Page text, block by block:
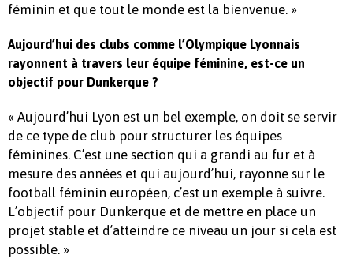
féminin et que tout le monde est la bienvenue. »
Aujourd’hui des clubs comme l’Olympique Lyonnais
rayonnent à travers leur équipe féminine, est-ce un
objectif pour Dunkerque ?
« Aujourd’hui Lyon est un bel exemple, on doit se servir
de ce type de club pour structurer les équipes
féminines. C’est une section qui a grandi au fur et à
mesure des années et qui aujourd’hui, rayonne sur le
football féminin européen, c’est un exemple à suivre.
L’objectif pour Dunkerque et de mettre en place un
projet stable et d’atteindre ce niveau un jour si cela est
possible. »